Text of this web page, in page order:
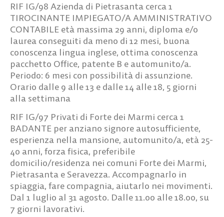
RIF IG/98 Azienda di Pietrasanta cerca1
TIROCINANTE IMPIEGATO/A AMMINISTRATIVO
CONTABILE età massima 29 anni, diploma e/o
laurea conseguiti da meno di 12 mesi, buona
conoscenza lingua inglese, ottima conoscenza
pacchetto Office, patente B e automunito/a.
Periodo: 6 mesi con possibilità di assunzione.
Orario dalle 9 alle 13 e dalle 14 alle 18, 5 giorni
alla settimana
RIF IG/97 Privati di Forte dei Marmi cerca1
BADANTE per anziano signore autosufficiente,
esperienza nella mansione, automunito/a, età 25-
40 anni, forza fisica, preferibile
domicilio/residenza nei comuni Forte dei Marmi,
Pietrasanta e Seravezza. Accompagnarlo in
spiaggia, fare compagnia, aiutarlo nei movimenti.
Dal 1 luglio al 31 agosto. Dalle 11.00 alle 18.00, su
7 giorni lavorativi.